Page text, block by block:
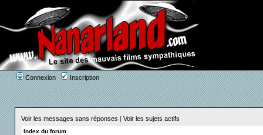
Connexion Inscription
Voir les messages sans réponses | Voir les sujets actifs
Index du forum